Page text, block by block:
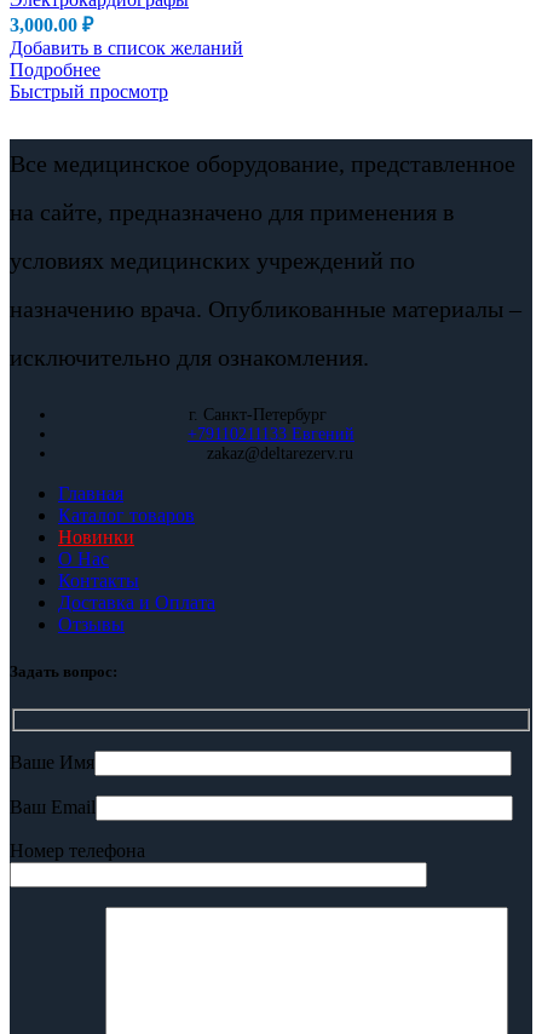
3,000.00 ₽
Добавить в список желаний
Подробнее
Быстрый просмотр
Все медицинское оборудование, представленное
на сайте, предназначено для применения в
условиях медицинских учреждений по
назначению врача. Опубликованные материалы –
исключительно для ознакомления.
г. Санкт-Петербург
+79110211133 Евгений
zakaz@deltarezerv.ru
Главная
Каталог товаров
Новинки
О Нас
Контакты
Доставка и Оплата
Отзывы
Задать вопрос:
Ваше Имя
Ваш Email
Номер телефона